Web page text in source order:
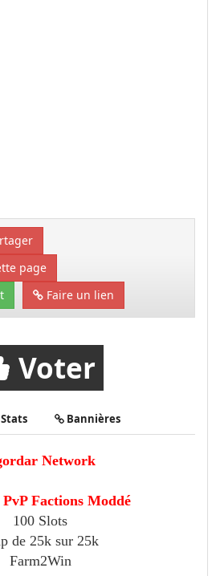
page
Faire un lien
Voter
Stats Bannières
Network
Factions Moddé
100 Slots
de 25k sur 25k
Farm2Win